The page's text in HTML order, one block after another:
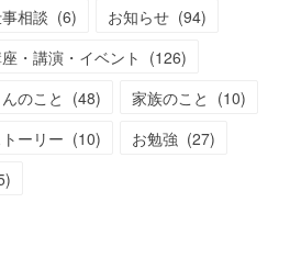
相談 (6) お知らせ (94)
・講演・イベント (126)
のこと (48) 家族のこと (10)
ーリー (10) お勉強 (27)
)